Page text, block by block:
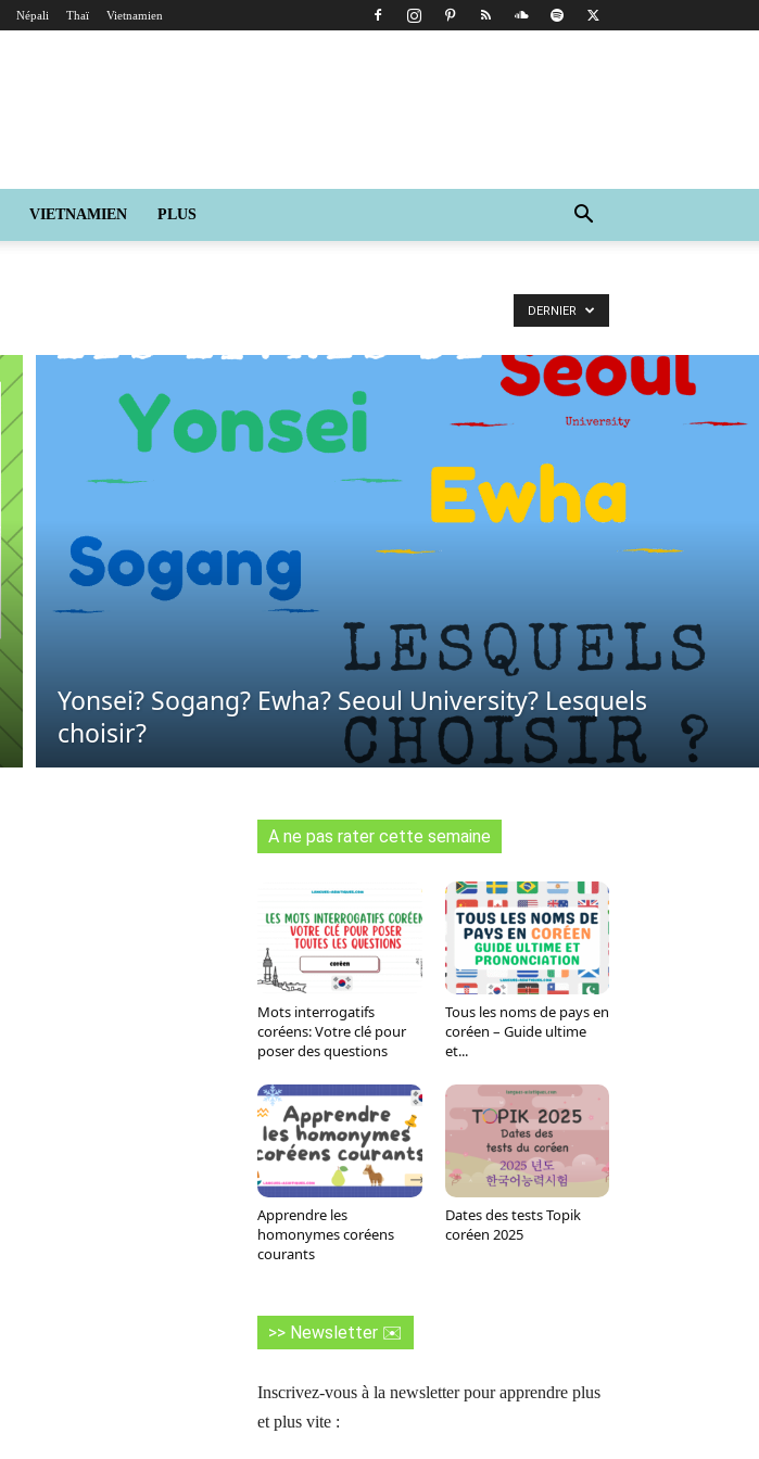
Népali Thaï Vietnamien
VIETNAMIEN PLUS
DERNIER
Yonsei? Sogang? Ewha? Seoul University? Lesquels
choisir?
A ne pas rater cette semaine
Mots interrogatifs
coréens: Votre clé pour
poser des questions
Tous les noms de pays en
coréen – Guide ultime
et...
Apprendre les
homonymes coréens
courants
Dates des tests Topik
coréen 2025
>> Newsletter ✉️
Inscrivez-vous à la newsletter pour apprendre plus
et plus vite :